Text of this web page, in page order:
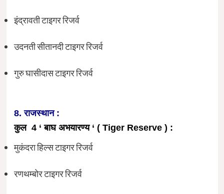
इंद्रावती टाइगर रिजर्व
उदनती सीतानदी टाइगर रिजर्व
गुरु घासीदास टाइगर रिजर्व
8. राजस्थान :
कुल 4 ‘ बाघ अभयारण्य ‘ ( Tiger Reserve ) :
मुकंदरा हिल्स टाइगर रिजर्व
रणथम्बोर टाइगर रिजर्व